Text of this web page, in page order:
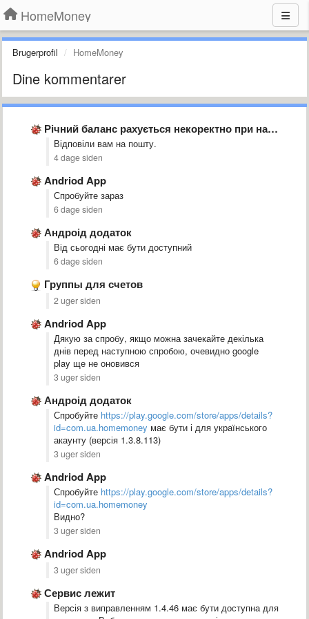
HomeMoney
Brugerprofil HomeMoney
Dine kommentarer
Річний баланс рахується некоректно при наявності валютних операцій
Відповіли вам на пошту.
4 dage siden
Andriod App
Спробуйте зараз
6 dage siden
Андроід додаток
Від сьогодні має бути доступний
6 dage siden
Группы для счетов
2 uger siden
Andriod App
Дякую за спробу, якщо можна зачекайте декілька
днів перед наступною спробою, очевидно google
play ще не оновився
3 uger siden
Андроід додаток
Спробуйте https://play.google.com/store/apps/details?
id=com.ua.homemoney має бути і для українського
акаунту (версія 1.3.8.113)
3 uger siden
Andriod App
Спробуйте https://play.google.com/store/apps/details?
id=com.ua.homemoney
Видно?
3 uger siden
Andriod App
3 uger siden
Сервис лежит
Версія з виправленням 1.4.46 має бути доступна для